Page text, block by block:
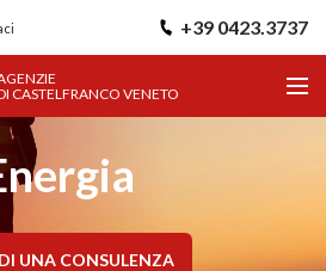
+39 0423.3737
CASTELFRANCO VENETO
UNA CONSULENZA